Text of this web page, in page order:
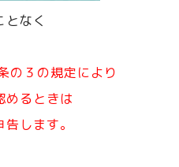
なく
の３の規定により
るときは
します。